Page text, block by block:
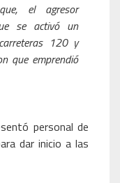
el agresor
se activó un
120 y
que emprendió
personal de
dar inicio a las